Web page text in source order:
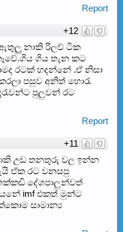
Report
+12
නාකි රිලව් ටික
ගිය තැන කට
රටක් හදන්නේ .ඒ නිසා
පසුව අනිත් හොරැ
පුලුවන් රට
Report
+11
උඩ තනතුරු වල ඉන්න
ඒක රට වනසපු
දේශපාලුන්වත්
imf එකත් මුන්ට
සාමාන්‍ය